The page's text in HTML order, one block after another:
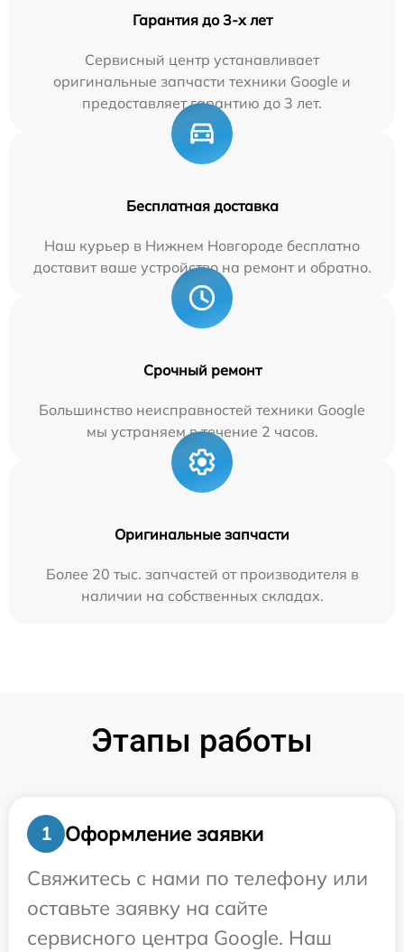
Гарантия до 3-х лет
Сервисный центр устанавливает
оригинальные запчасти техники Google и
предоставляет гарантию до 3 лет.
Бесплатная доставка
Наш курьер в Нижнем Новгороде бесплатно
доставит ваше устройство на ремонт и обратно.
Срочный ремонт
Большинство неисправностей техники Google
мы устраняем в течение 2 часов.
Оригинальные запчасти
Более 20 тыс. запчастей от производителя в
наличии на собственных складах.
Этапы работы
1
Оформление заявки
Свяжитесь с нами по телефону или
оставьте заявку на сайте
сервисного центра Google. Наш